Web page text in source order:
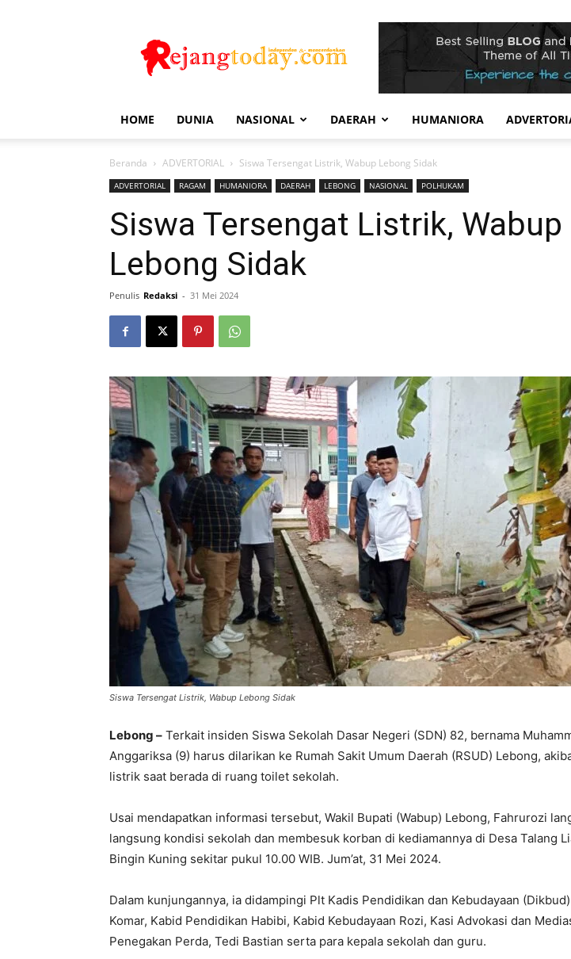
Today
HOME DUNIA NASIONAL DAERAH HUMANIORA
Beranda ADVERTORIAL Siswa Tersengat Listrik, Wabup Lebong Sidak
ADVERTORIAL RAGAM HUMANIORA DAERAH LEBONG NASIONAL POLHUKAM
Siswa Tersengat Listrik, Wabup
Lebong Sidak
Penulis Redaksi - 31 Mei 2024
Siswa Tersengat Listrik, Wabup Lebong Sidak
Lebong – Terkait insiden Siswa Sekolah Dasar Negeri (SDN) 82, bernama
Anggariksa (9) harus dilarikan ke Rumah Sakit Umum Daerah (RSUD) Lebong,
listrik saat berada di ruang toilet sekolah.
Usai mendapatkan informasi tersebut, Wakil Bupati (Wabup) Lebong, Fahrurozi
langsung kondisi sekolah dan membesuk korban di kediamannya di Desa Talang
Bingin Kuning sekitar pukul 10.00 WIB. Jum’at, 31 Mei 2024.
Dalam kunjungannya, ia didampingi Plt Kadis Pendidikan dan Kebudayaan
Komar, Kabid Pendidikan Habibi, Kabid Kebudayaan Rozi, Kasi Advokasi dan
Penegakan Perda, Tedi Bastian serta para kepala sekolah dan guru.